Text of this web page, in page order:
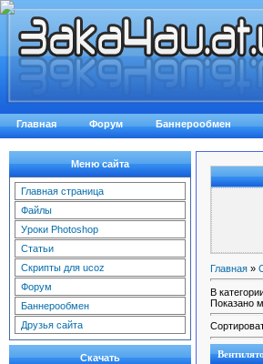
Главная Форум Баннерообмен
Меню сайта
Главная страница
Файлы
Уроки Photoshop
Статьи
Скрипты для ucoz
Форум
Баннерообмен
Друзья сайта
Скачать
Главная »
В
Показано